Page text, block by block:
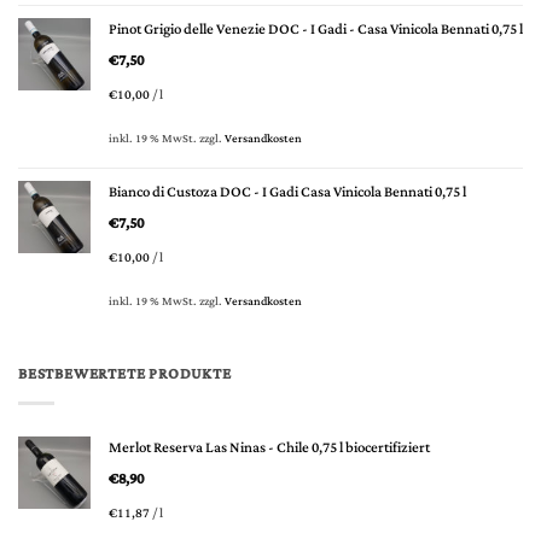
Pinot Grigio delle Venezie DOC - I Gadi - Casa Vinicola Bennati 0,75 l
€7,50
€10,00/l
inkl. 19 % MwSt.zzgl.Versandkosten
Bianco di Custoza DOC - I Gadi Casa Vinicola Bennati 0,75 l
€7,50
€10,00/l
inkl. 19 % MwSt.zzgl.Versandkosten
BESTBEWERTETE PRODUKTE
Merlot Reserva Las Ninas - Chile 0,75 l biocertifiziert
€8,90
€11,87/l